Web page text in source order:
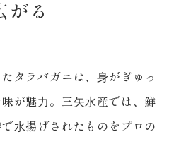
がる
タラバガニは、⾝がぎゅっ
が魅⼒。 三⽮⽔産では、鮮
⽔揚げされたものをプロの